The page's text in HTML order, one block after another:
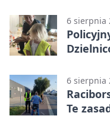
6 sierpnia
6 sierpnia
Te